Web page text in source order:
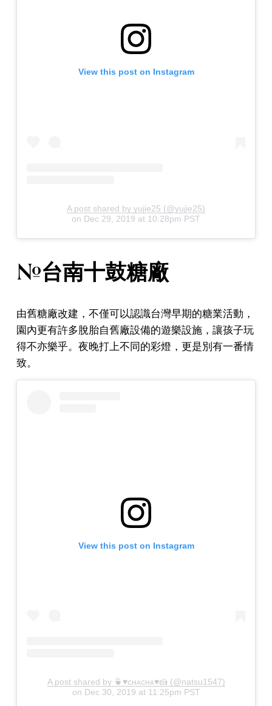
View this post on Instagram
A post shared by yujie25 (@yujie25)
on Dec 29, 2019 at 10:28pm PST
#台南十鼓糖廠
由舊糖廠改建，不僅可以認識台灣早期的糖業活動，
園內更有許多脫胎自舊廠設備的遊樂設施，讓孩子玩
得不亦樂乎。夜晚打上不同的彩燈，更是別有一番情
致。
View this post on Instagram
A post shared by 🍵♥ᴄʜᴀᴄʜᴀ♥🍰 (@natsu1547)
on Dec 30, 2019 at 11:25pm PST